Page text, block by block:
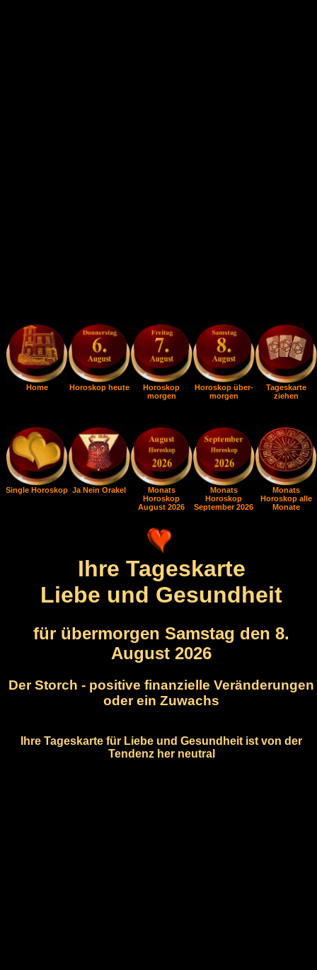
Home Horoskop heute
Horoskop
morgen
Horoskop über-
morgen
Tageskarte
ziehen
Single Horoskop Ja Nein Orakel
Monats
Horoskop
August 2026
Monats
Horoskop
September 2026
Monats
Horoskop alle
Monate
Ihre Tageskarte
Liebe und Gesundheit
für übermorgen Samstag den 8.
August 2026
Der Storch - positive finanzielle Veränderungen
oder ein Zuwachs
Ihre Tageskarte für Liebe und Gesundheit ist von der
Tendenz her neutral